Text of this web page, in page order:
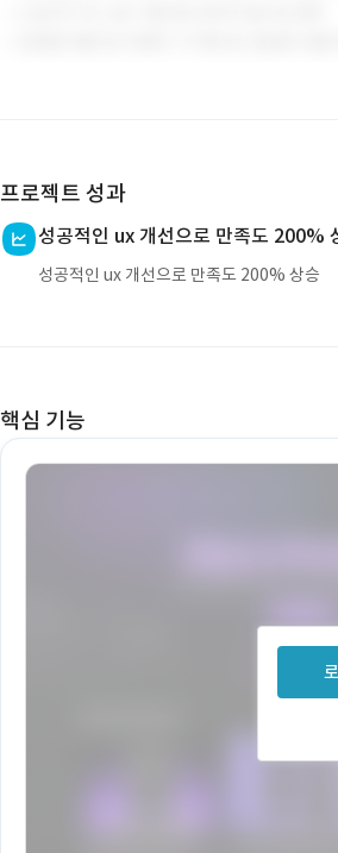
프로젝트 성과
성공적인 ux 개선으로 만족도 200%
성공적인 ux 개선으로 만족도 200% 상승
핵심 기능